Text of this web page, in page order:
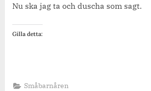
Nu ska jag ta och duscha som sagt.
Gilla detta:
Småbarnåren